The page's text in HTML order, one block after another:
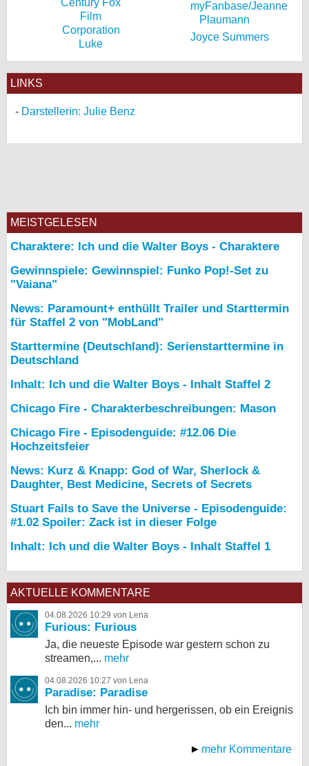
Luke
Joyce Summers
LINKS
Darstellerin: Julie Benz
MEISTGELESEN
Charaktere: Ich und die Walter Boys - Charaktere
Gewinnspiele: Gewinnspiel: Funko Pop!-Set zu
"Vaiana"
News: Paramount+ enthüllt Trailer und Starttermin
für Staffel 2 von "MobLand"
Starttermine (Deutschland): Serienstarttermine in
Deutschland
Inhalt: Ich und die Walter Boys - Inhalt Staffel 2
Chicago Fire - Charakterbeschreibungen: Mason
Chicago Fire - Episodenguide: #12.06 Die
Hochzeitsfeier
News: Kurz & Knapp: God of War, Sherlock &
Daughter, Best Medicine, Secrets of Secrets
Stuart Fails to Save the Universe - Episodenguide:
#1.02 Spoiler: Zack ist in dieser Folge
Inhalt: Ich und die Walter Boys - Inhalt Staffel 1
AKTUELLE KOMMENTARE
04.08.2026 10:29 von Lena
Furious: Furious
Ja, die neueste Episode war gestern schon zu
streamen,... mehr
04.08.2026 10:27 von Lena
Paradise: Paradise
Ich bin immer hin- und hergerissen, ob ein Ereignis
den... mehr
mehr Kommentare